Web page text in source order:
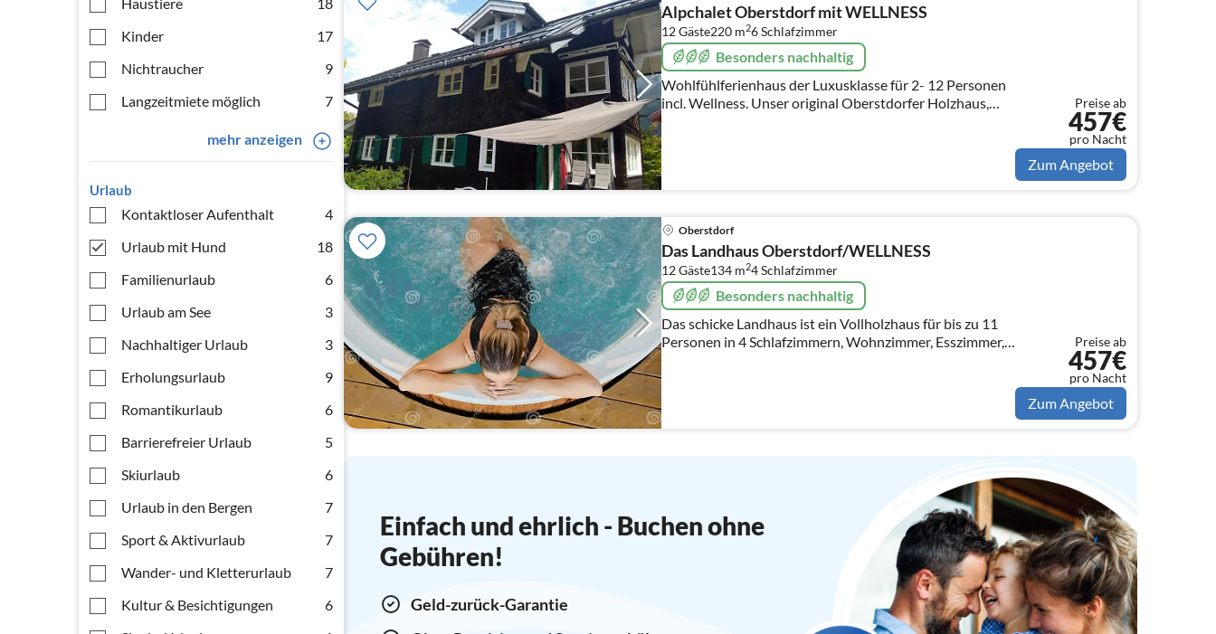
Kinder
17
Nichtraucher
9
Langzeitmiete möglich
7
mehr anzeigen
Urlaub
Kontaktloser Aufenthalt
4
Urlaub mit Hund
18
Familienurlaub
6
Urlaub am See
3
Nachhaltiger Urlaub
3
Erholungsurlaub
9
Romantikurlaub
6
Barrierefreier Urlaub
5
Skiurlaub
6
Urlaub in den Bergen
7
Sport & Aktivurlaub
7
Wander- und Kletterurlaub
7
Kultur & Besichtigungen
6
Alpchalet Oberstdorf mit WELLNESS
12 Gäste220 m26Schlafzimmer
Besonders nachhaltig
Wohlfühlferienhaus der Luxusklasse für 2- 12 Personen
incl. Wellness. Unser original Oberstdorfer Holzhaus,
liebevoll renoviert, mit kleinem Wellness- und
Fitnessbereich, Kachelof
Preise ab
457€
pro Nacht
Zum Angebot
Oberstdorf
Das Landhaus Oberstdorf/WELLNESS
12 Gäste134 m24Schlafzimmer
Besonders nachhaltig
Das schicke Landhaus ist ein Vollholzhaus für bis zu 11
Personen in 4 Schlafzimmern, Wohnzimmer, Esszimmer,
Gruppen....
Preise ab
457€
pro Nacht
Zum Angebot
Einfach und ehrlich - Buchen ohne
Gebühren!
Geld-zurück-Garantie